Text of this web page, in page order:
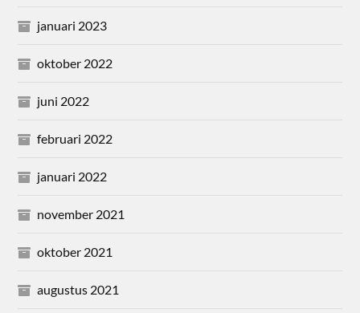
januari 2023
oktober 2022
juni 2022
februari 2022
januari 2022
november 2021
oktober 2021
augustus 2021